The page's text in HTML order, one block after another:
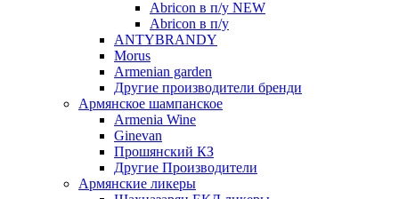
Abricon в п/у NEW
Abricon в п/у
ANTYBRANDY
Morus
Armenian garden
Другие производители бренди
Армянское шампанское
Armenia Wine
Ginevan
Прошянский КЗ
Другие Производители
Армянские ликеры